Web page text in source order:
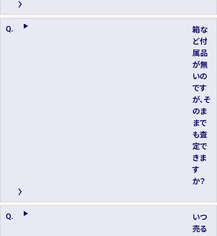
箱な
ど付
属品
が無
いの
です
が、そ
のま
まで
も査
定で
きま
す
か？
いつ
売る